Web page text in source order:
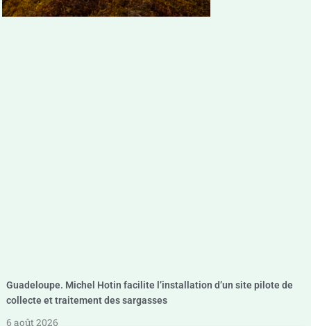
Guadeloupe. Michel Hotin facilite l’installation d’un site pilote de
collecte et traitement des sargasses
6 août 2026